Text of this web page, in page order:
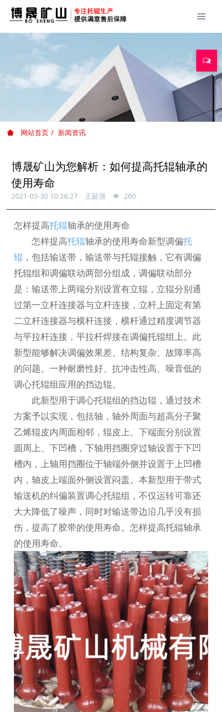
网站首页 新闻资讯
博晟矿山为您解析：如何提高托辊轴承的
使用寿命
2021-03-30 10:26:27 王延强 260
怎样提高托辊轴承的使用寿命
怎样提高托辊轴承的使用寿命新型调偏托
辊 ，包括输送带，输送带与托辊接触，它有调偏
托辊组和调偏联动两部分组成，调偏联动部分
是：输送带上两端分别设置有立辊，立辊分别通
过第一立杆连接器与立杆连接，立杆上固定有第
二立杆连接器与横杆连接，横杆通过精度调节器
与平拉杆连接，平拉杆焊接在调偏托辊组上。此
新型能够解决调偏效果差、结构复杂、故障率高
的问题。一种耐磨性好、抗冲击性高、噪音低的
调心托辊组应用的挡边辊。
此新型用于调心托辊组的挡边辊，通过技术
方案予以实现，包括轴，轴外周面与超高分子聚
乙烯辊皮内周面相邻，辊皮上、下端面分别设置
圆周上、下凹槽，下轴用挡圈穿过轴设置于下凹
槽内，上轴用挡圈位于轴端外侧并设置于上凹槽
内，轴皮上端面外侧设置闷盖。本新型用于带式
输送机的纠偏装置调心托辊组，不仅运转可靠还
大大降低了噪声，同时对输送带边沿几乎没有损
伤，提高了胶带的使用寿命。怎样提高托辊轴承
的使用寿命。